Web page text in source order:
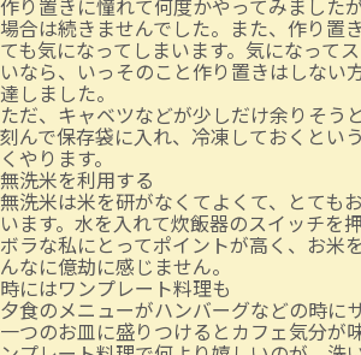
作り置きに憧れて何度かやってみました
場合は続きませんでした。また、作り置
ても気になってしまいます。気になって
いなら、いっそのこと作り置きはしない
達しました。
ただ、キャベツなどが少しだけ余りそう
刻んで保存袋に入れ、冷凍しておくとい
くやります。
無洗米を利用する
無洗米は米を研がなくてよくて、とても
います。水を入れて炊飯器のスイッチを
ボラな私にとってポイントが高く、お米
んなに億劫に感じません。
時にはワンプレート料理も
夕食のメニューがハンバーグなどの時に
一つのお皿に盛りつけるとカフェ気分が